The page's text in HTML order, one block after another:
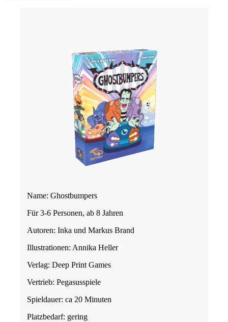
Name: Ghostbumpers
Für 3-6 Personen, ab 8 Jahren
Autoren: Inka und Markus Brand
Illustrationen: Annika Heller
Verlag: Deep Print Games
Vertrieb: Pegasusspiele
Spieldauer: ca 20 Minuten
Platzbedarf: gering